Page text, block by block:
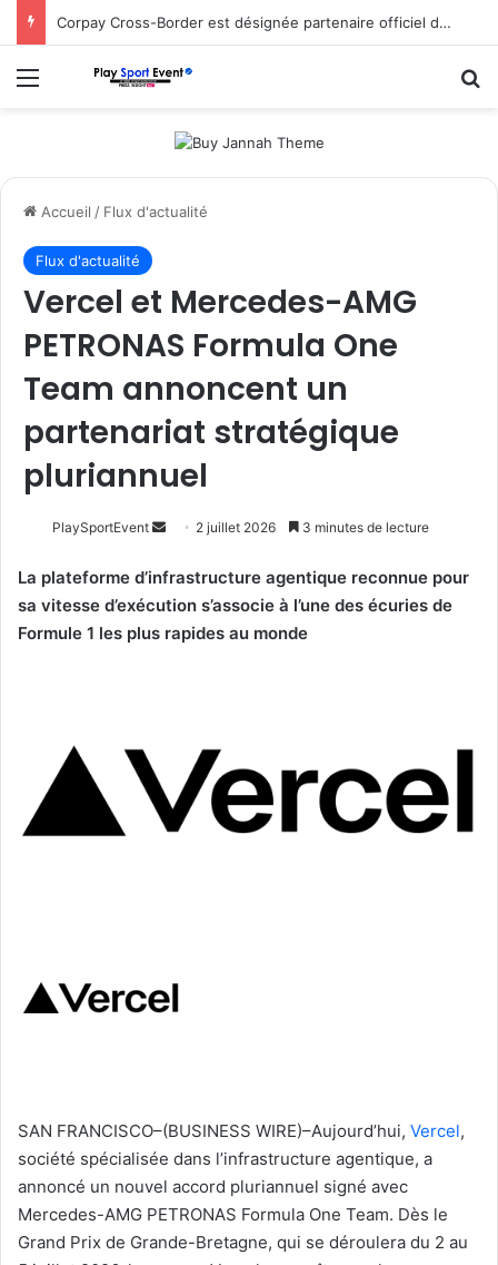
Corpay Cross-Border est désignée partenaire officiel de change d’Ultimate Sevens
Menu
Accueil / Flux d'actualité
Flux d'actualité
Vercel et Mercedes-AMG
PETRONAS Formula One
Team annoncent un
partenariat stratégique
pluriannuel
PlaySportEvent
Envoyer
courriel
2 juillet 2026 3 minutes de lecture
La plateforme d’infrastructure agentique reconnue pour
sa vitesse d’exécution s’associe à l’une des écuries de
Formule 1 les plus rapides au monde
SAN FRANCISCO–(BUSINESS WIRE)–Aujourd’hui, Vercel,
société spécialisée dans l’infrastructure agentique, a
annoncé un nouvel accord pluriannuel signé avec
Mercedes-AMG PETRONAS Formula One Team. Dès le
Grand Prix de Grande-Bretagne, qui se déroulera du 2 au